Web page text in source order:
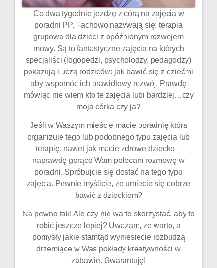
Co dwa tygodnie jeżdżę z córą na zajęcia w
poradni PP. Fachowo nazywają się: terapia
grupowa dla dzieci z opóźnionym rozwojem
mowy. Są to fantastyczne zajęcia na których
specjaliści (logopedzi, psycholodzy, pedagodzy)
pokazują i uczą rodziców: jak bawić się z dziećmi
aby wspomóc ich prawidłowy rozwój. Prawdę
mówiąc nie wiem kto te zajęcia lubi bardziej…czy
moja córka czy ja?
Jeśli w Waszym mieście macie poradnię która
organizuje tego lub podobnego typu zajęcia lub
terapię, nawet jak macie zdrowe dziecko –
naprawdę gorąco Wam polecam rozmowę w
poradni. Spróbujcie się dostać na tego typu
zajęcia. Pewnie myślicie, że umiecie się dobrze
bawić z dzieckiem?
Na pewno tak! Ale czy nie warto skorzystać, aby to
robić jeszcze lepiej? Uważam, że warto, a
pomysły jakie stamtąd wyniesiecie rozbudzą
drzemiące w Was pokłady kreatywności w
zabawie. Gwarantuję!